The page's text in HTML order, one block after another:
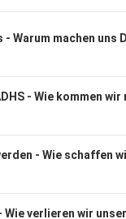
Hümmeke,
und Coach
Scheuermann,